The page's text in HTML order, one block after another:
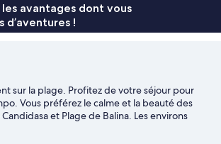
avantages dont vous
d’aventures !
sur la plage. Profitez de votre séjour pour
Vous préférez le calme et la beauté des
et Plage de Balina. Les environs
et la pêche.